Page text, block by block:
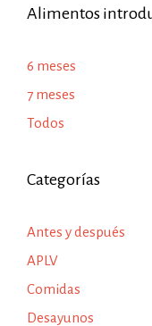
Alimentos
6 meses
7 meses
Todos
Categorías
Antes y después
APLV
Comidas
Desayunos